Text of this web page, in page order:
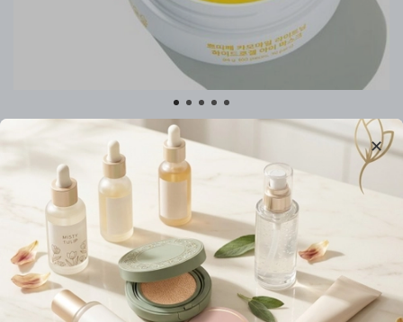
8809508850412
Осветляющие патчи против темных
кругов с экстрактом ромашки Petitfee
Chamomile Lightening Hydrogel Eye Mask,
60шт
1 290 ₽